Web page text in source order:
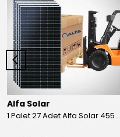
Alfa Solar
1 Palet 27 Adet Alfa